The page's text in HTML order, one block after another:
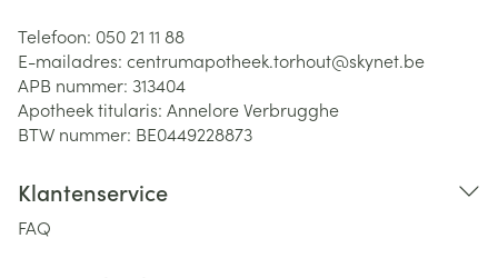
Telefoon: 050 21 11 88
E-mailadres: centrumapotheek.torhout@skynet.be
APB nummer: 313404
Apotheek titularis: Annelore Verbrugghe
BTW nummer: BE0449228873
Klantenservice
FAQ